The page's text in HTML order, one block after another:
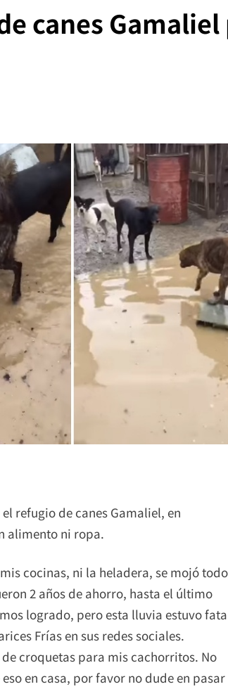
canes
refugio de canes Gamaliel, en
alimento ni ropa.
cocinas, ni la heladera, se mojó
2 años de ahorro, hasta el último
logrado, pero esta lluvia estuvo
Frías en sus redes sociales.
croquetas para mis cachorritos. No
en casa, por favor no dude en pasar